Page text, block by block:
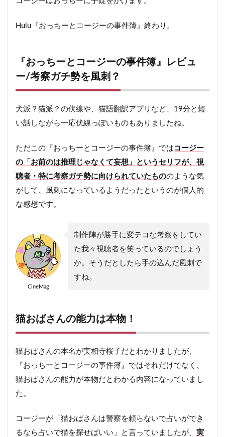
Hulu『おっちーとコージーの事件簿』終わり。
『おっちーとコージーの事件簿』レビュ
ー/考察ガチ勢を風刺？
犬派？猫派？の伏線や、猫語翻訳アプリなど、19分と短
い話しながら一応伏線っぽいものもありましたね。
ただこの『おっちーとコージーの事件簿』では コージー
の「お前のは推理じゃなくて妄想」というセリフが、視
聴者・特に考察ガチ勢に向けられていたもののような気
がして、風刺になっているようだったというのが個人的
な感想です。
CineMag
制作陣が勝手に変テコな考察をしてい
た我々視聴者を笑っているのでしょう
か。そうだとしたら手の込んだ風刺で
すね。
猫おばさんの能力は本物！
猫おばさんの本名が実相寺桜子だとわかりましたが、
『おっちーとコージーの事件簿』ではそれだけでなく、
猫おばさんの能力が本物だとわかる内容になっていまし
た。
コージーが「猫おばさんは警察を頼らないで占いができ
るなら占いで猫を探せばいい」と言っていましたが、 実